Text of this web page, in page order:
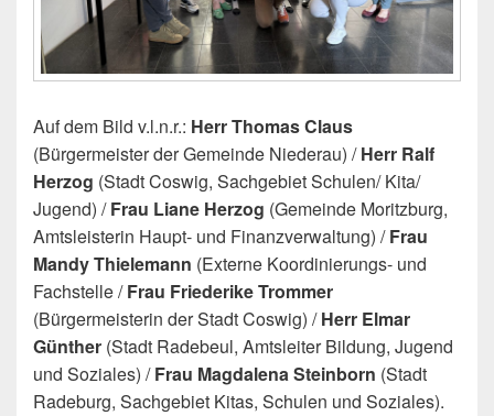
Auf dem Bild v.l.n.r.: Herr Thomas Claus
(Bürgermeister der Gemeinde Niederau) /Herr Ralf
Herzog (Stadt Coswig, Sachgebiet Schulen/ Kita/
Jugend) /Frau Liane Herzog (Gemeinde Moritzburg,
Amtsleisterin Haupt- und Finanzverwaltung) /Frau
Mandy Thielemann (Externe Koordinierungs- und
Fachstelle /Frau Friederike Trommer
(Bürgermeisterin der Stadt Coswig) /Herr Elmar
Günther (Stadt Radebeul, Amtsleiter Bildung, Jugend
und Soziales) /Frau Magdalena Steinborn (Stadt
Radeburg, Sachgebiet Kitas, Schulen und Soziales).